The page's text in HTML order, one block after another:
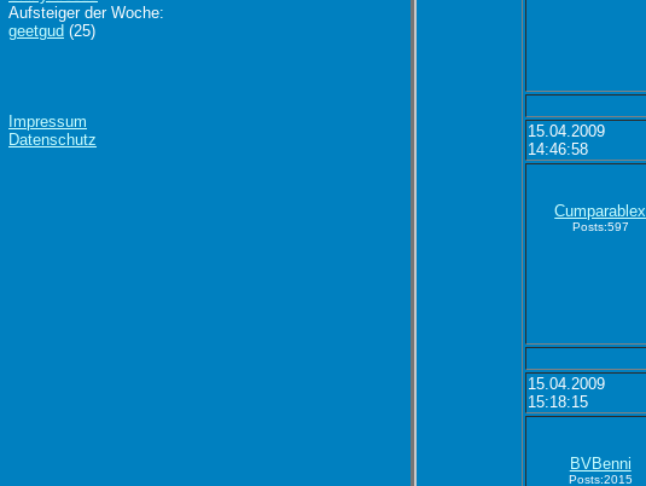
15.04.2009
14:46:58
Cumparablex
Posts:597
15.04.2009
15:18:15
BVBenni
Posts:2015
Aufsteiger der Woche:
geetgud (25)
Impressum
Datenschutz